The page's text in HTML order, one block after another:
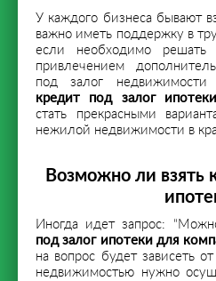
У каждого бизнеса бывают
важно иметь поддержку в
если необходимо решать
привлечением
под залог недвижимости
кредит под залог
стать прекрасными
нежилой недвижимости в
Возможно ли взять
Иногда идет запрос:
под залог ипотеки для
на вопрос будет зависеть
недвижимостью нужно